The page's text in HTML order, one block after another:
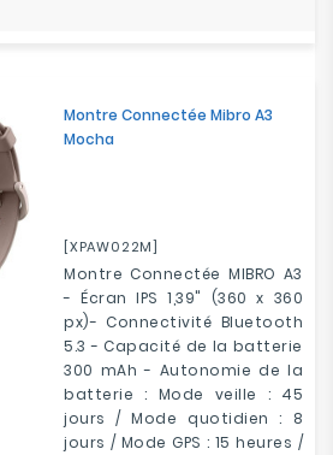
Montre Connectée Mibro A3
Mocha
[XPAW022M]
Montre Connectée MIBRO A3
- Écran IPS 1,39" (360 x 360
px)- Connectivité Bluetooth
5.3 - Capacité de la batterie
300 mAh - Autonomie de la
batterie : Mode veille : 45
jours / Mode quotidien : 8
jours / Mode GPS : 15 heures /